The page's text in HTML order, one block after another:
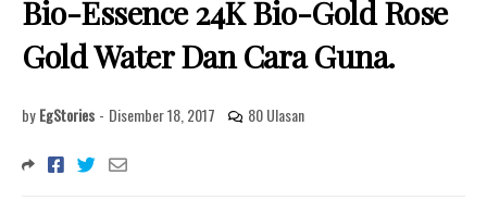
Bio-Essence 24K Bio-Gold Rose
Gold Water Dan Cara Guna.
by EgStories - Disember 18, 2017 80 Ulasan